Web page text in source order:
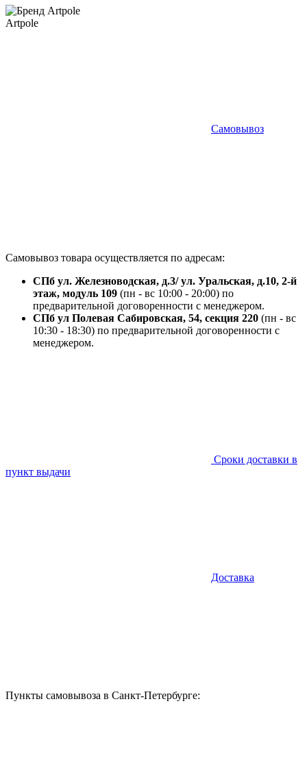
Artpole
Самовывоз
Самовывоз товара осуществляется по адресам:
СПб ул. Железноводская, д.3/ ул. Уральская, д.10, 2-й
этаж, модуль 109 (пн - вс 10:00 - 20:00) по
предварительной договоренности с менеджером.
СПб ул Полевая Сабировская, 54, секция 220 (пн - вс
10:30 - 18:30) по предварительной договоренности с
менеджером.
Сроки доставки в
пункт выдачи
Доставка
Пункты самовывоза в Санкт-Петербурге: